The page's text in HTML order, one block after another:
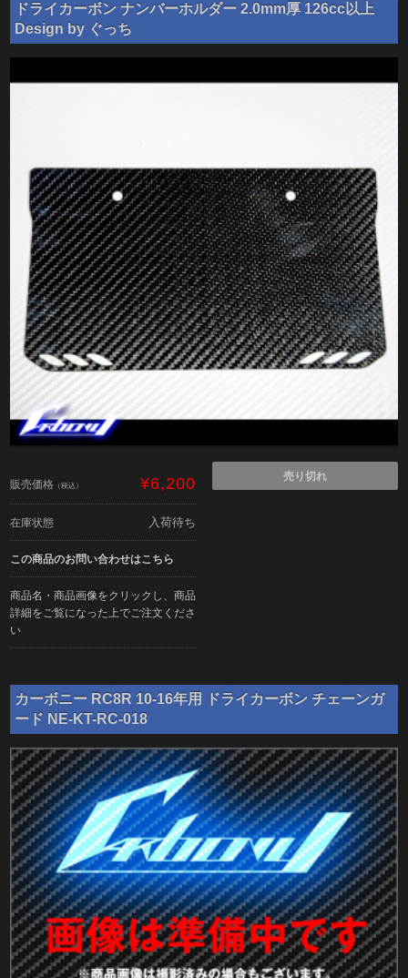
ドライカーボン ナンバーホルダー 2.0mm厚 126cc以上
Design by ぐっち
販売価格 （税込） ¥6,200
在庫状態 入荷待ち
この商品のお問い合わせはこちら
商品名・商品画像をクリックし、商品
詳細をご覧になった上でご注文くださ
い
売り切れ
カーボニー RC8R 10-16年用 ドライカーボン チェーンガ
ード NE-KT-RC-018